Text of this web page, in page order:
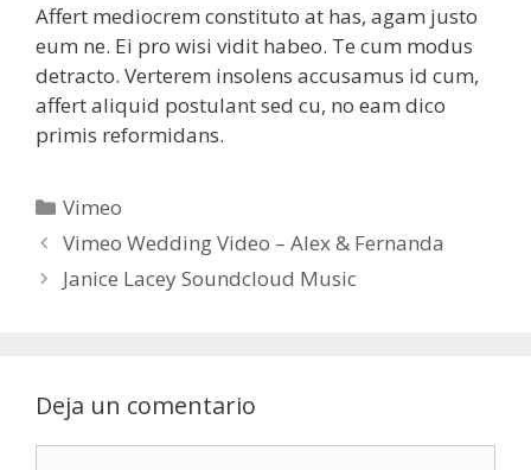
Affert mediocrem constituto at has, agam justo
eum ne. Ei pro wisi vidit habeo. Te cum modus
detracto. Verterem insolens accusamus id cum,
affert aliquid postulant sed cu, no eam dico
primis reformidans.
Categorías
Vimeo
Vimeo Wedding Video – Alex & Fernanda
Janice Lacey Soundcloud Music
Deja un comentario